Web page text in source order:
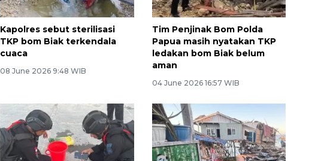
Kapolres sebut sterilisasi
TKP bom Biak terkendala
cuaca
08 June 2026 9:48 WIB
Tim Penjinak Bom Polda
Papua masih nyatakan TKP
ledakan bom Biak belum
aman
04 June 2026 16:57 WIB